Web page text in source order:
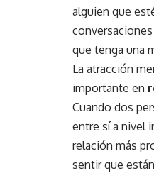
alguien que
que tenga una
La atracción
importante en
Cuando dos
entre sí a nivel
relación más
sentir que